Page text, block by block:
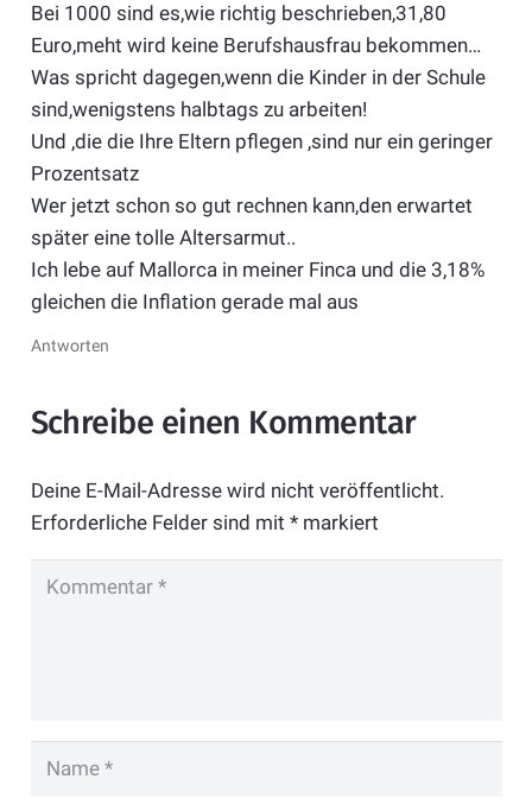
Bei 1000 sind es,wie richtig beschrieben,31,80
Euro,meht wird keine Berufshausfrau bekommen…
Was spricht dagegen,wenn die Kinder in der Schule
sind,wenigstens halbtags zu arbeiten!
Und ,die die Ihre Eltern pflegen ,sind nur ein geringer
Prozentsatz
Wer jetzt schon so gut rechnen kann,den erwartet
später eine tolle Altersarmut..
Ich lebe auf Mallorca in meiner Finca und die 3,18%
gleichen die Inflation gerade mal aus
Antworten
Schreibe einen Kommentar
Deine E-Mail-Adresse wird nicht veröffentlicht.
Erforderliche Felder sind mit *markiert